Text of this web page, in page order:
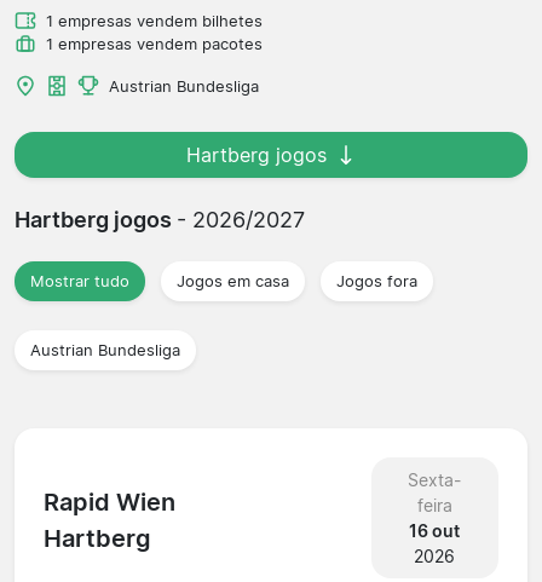
1 empresas vendem bilhetes
1 empresas vendem pacotes
Austrian Bundesliga
Hartberg jogos
Hartberg jogos - 2026/2027
Mostrar tudo Jogos em casa Jogos fora
Austrian Bundesliga
Rapid Wien
Hartberg
Sexta-
feira
16 out
2026